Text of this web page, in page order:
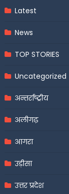
Latest
News
TOP STORIES
Uncategorized
अन्तर्राष्ट्रीय
अलीगढ़
आगरा
उड़ीसा
उत्तर प्रदेश